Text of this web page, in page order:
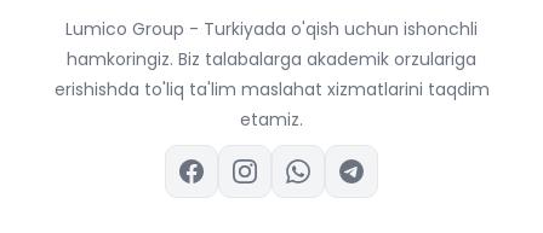
Lumico Group - Turkiyada o'qish uchun ishonchli
hamkoringiz. Biz talabalarga akademik orzulariga
erishishda to'liq ta'lim maslahat xizmatlarini taqdim
etamiz.